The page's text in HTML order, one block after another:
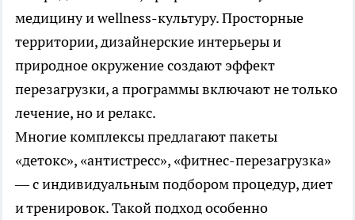
медицину и wellness-культуру. Просторные
территории, дизайнерские интерьеры и
природное окружение создают эффект
перезагрузки, а программы включают не только
лечение, но и релакс.
Многие комплексы предлагают пакеты
«детокс», «антистресс», «фитнес-перезагрузка»
— с индивидуальным подбором процедур, диет
и тренировок. Такой подход особенно